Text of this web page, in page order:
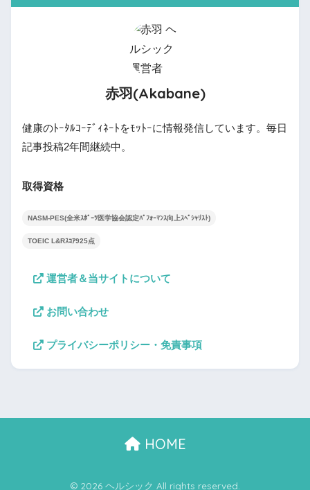
赤羽(Akabane)
健康のﾄｰﾀﾙｺｰﾃﾞｨﾈｰﾄをﾓｯﾄｰに情報発信しています。毎日
記事投稿2年間継続中。
取得資格
NASM-PES(全米ｽﾎﾟｰﾂ医学協会認定ﾊﾟﾌｫｰﾏﾝｽ向上ｽﾍﾟｼｬﾘｽﾄ)
TOEIC L&Rｽｺｱ925点
運営者＆当サイトについて
お問い合わせ
プライバシーポリシー・免責事項
HOME
© 2026 ヘルシック All rights reserved.